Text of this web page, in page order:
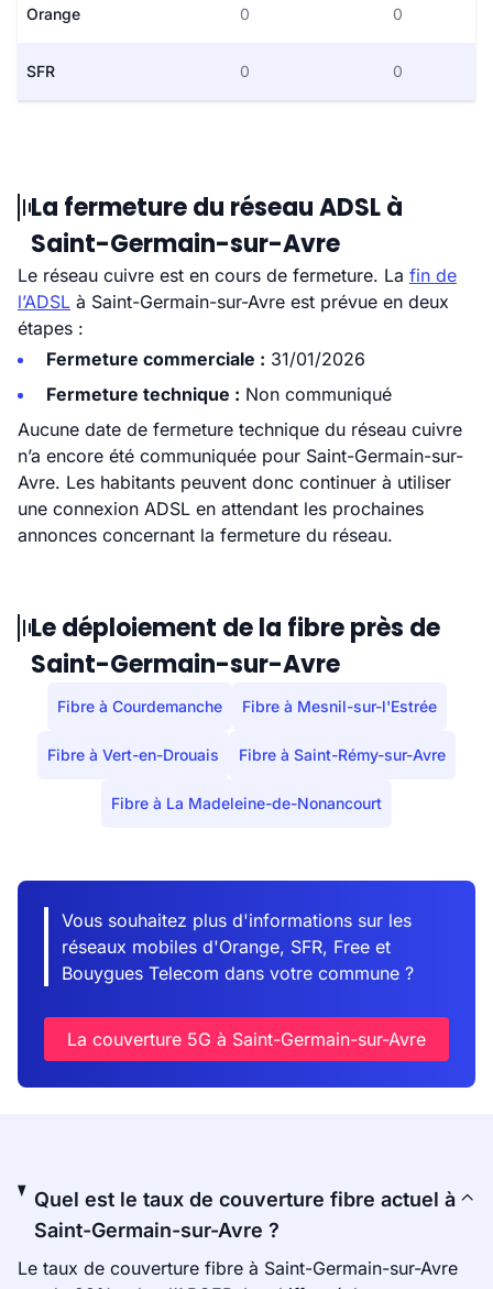
Orange 0 0
SFR 0 0
La fermeture du réseau ADSL à
Saint-Germain-sur-Avre
Le réseau cuivre est en cours de fermeture. La fin de
l’ADSL à Saint-Germain-sur-Avre est prévue en deux
étapes :
Fermeture commerciale : 31/01/2026
Fermeture technique : Non communiqué
Aucune date de fermeture technique du réseau cuivre
n’a encore été communiquée pour Saint-Germain-sur-
Avre. Les habitants peuvent donc continuer à utiliser
une connexion ADSL en attendant les prochaines
annonces concernant la fermeture du réseau.
Le déploiement de la fibre près de
Saint-Germain-sur-Avre
Fibre à Courdemanche Fibre à Mesnil-sur-l'Estrée
Fibre à Vert-en-Drouais Fibre à Saint-Rémy-sur-Avre
Fibre à La Madeleine-de-Nonancourt
Vous souhaitez plus d'informations sur les
réseaux mobiles d'Orange, SFR, Free et
Bouygues Telecom dans votre commune ?
La couverture 5G à Saint-Germain-sur-Avre
Quel est le taux de couverture fibre actuel à
Saint-Germain-sur-Avre ?
Le taux de couverture fibre à Saint-Germain-sur-Avre